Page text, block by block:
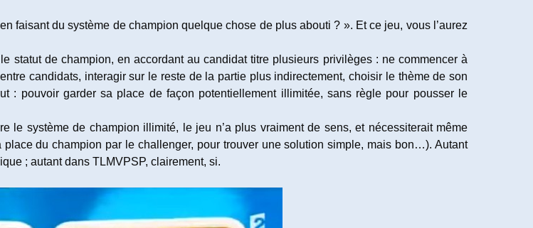
faisant du système de champion quelque chose de plus abouti ? ». Et ce jeu, vous l’aurez
statut de champion, en accordant au candidat titre plusieurs privilèges : ne commencer à
candidats, interagir sur le reste de la partie plus indirectement, choisir le thème de son
: pouvoir garder sa place de façon potentiellement illimitée, sans règle pour pousser le
le système de champion illimité, le jeu n’a plus vraiment de sens, et nécessiterait même
du champion par le challenger, pour trouver une solution simple, mais bon…). Autant
; autant dans TLMVPSP, clairement, si.